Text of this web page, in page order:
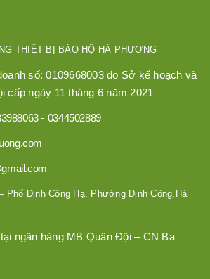
THIẾT BỊ BẢO HỘ HÀ PHƯƠNG
số: 0109668003 do Sở kế hoạch và
cấp ngày 11 tháng 6 năm 2021
- 0344502889
Phố Định Công Hạ, Phường Định Công,Hà
ngân hàng MB Quân Đội – CN Ba